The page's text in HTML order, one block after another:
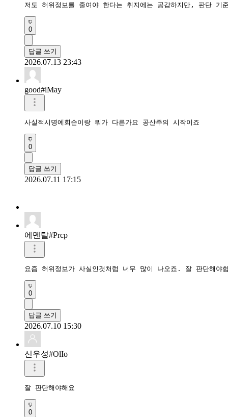
저도 허위정보를 줄여야 한다는 취지에는 공감하지만, 판단
0
답글 쓰기
2026.07.13 23:43
good#iMay
사실적시명예회손이랑 뭐가 다른가요 공산주의 시작이죠
0
답글 쓰기
2026.07.11 17:15
에멘탈#Prcp
요즘 허위정보가 사실인것처럼 너무 많이 나오죠. 잘 판단해야
0
답글 쓰기
2026.07.10 15:30
신우성#OlIo
잘 판단해야해요
0